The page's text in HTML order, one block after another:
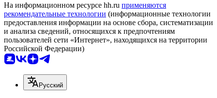
На информационном ресурсе hh.ru применяются
рекомендательные технологии (информационные технологии
предоставления информации на основе сбора, систематизации
и анализа сведений, относящихся к предпочтениям
пользователей сети «Интернет», находящихся на территории
Российской Федерации)
Русский